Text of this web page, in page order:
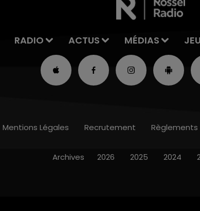
RADIO ACTUS MÉDIAS
Mentions Légales Recrutement Règlements
Archives 2026 2025 2024